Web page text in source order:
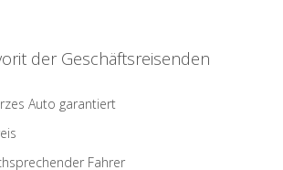
der Geschäftsreisenden
Auto garantiert
Fahrer